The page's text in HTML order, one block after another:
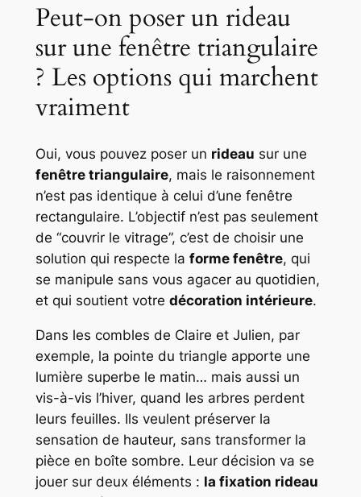
Peut-on poser un rideau
sur une fenêtre triangulaire
? Les options qui marchent
vraiment
Oui, vous pouvez poser un rideau sur une
fenêtre triangulaire, mais le raisonnement
n’est pas identique à celui d’une fenêtre
rectangulaire. L’objectif n’est pas seulement
de “couvrir le vitrage”, c’est de choisir une
solution qui respecte la forme fenêtre, qui
se manipule sans vous agacer au quotidien,
et qui soutient votre décoration intérieure.
Dans les combles de Claire et Julien, par
exemple, la pointe du triangle apporte une
lumière superbe le matin… mais aussi un
vis-à-vis l’hiver, quand les arbres perdent
leurs feuilles. Ils veulent préserver la
sensation de hauteur, sans transformer la
pièce en boîte sombre. Leur décision va se
jouer sur deux éléments : la fixation rideau